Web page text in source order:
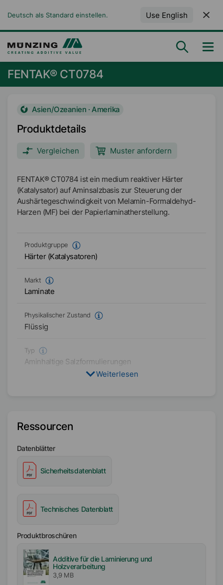
Deutsch als Standard einstellen. Use English
FENTAK® CT0784
Asien/Ozeanien · Amerika
Produktdetails
Vergleichen Muster anfordern
FENTAK® CT0784 ist ein medium reaktiver Härter
(Katalysator) auf Aminsalzbasis zur Steuerung der
Aushärtegeschwindigkeit von Melamin-Formaldehyd-
Harzen (MF) bei der Papierlaminatherstellung.
Produktgruppe
Härter (Katalysatoren)
Markt
Laminate
Physikalischer Zustand
Flüssig
Typ
Aminhaltige Salzformulierungen
Weiterlesen
Ressourcen
Datenblätter
Sicherheitsdatenblatt
Technisches Datenblatt
Produktbroschüren
Additive für die Laminierung und
Holzverarbeitung
3,9 MB